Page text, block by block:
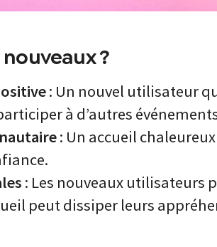
?
: Un nouvel utilisateur
à d’autres
: Un accueil
: Les nouveaux utilisateurs
peut dissiper leurs